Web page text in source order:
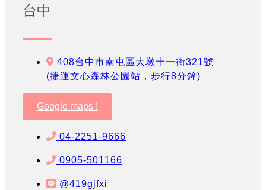
台中
408台中市南屯區大墩十一街321號
(捷運文心森林公園站，步行8分鐘)
Google maps !
04-2251-9666
0905-501166
@419gjfxi